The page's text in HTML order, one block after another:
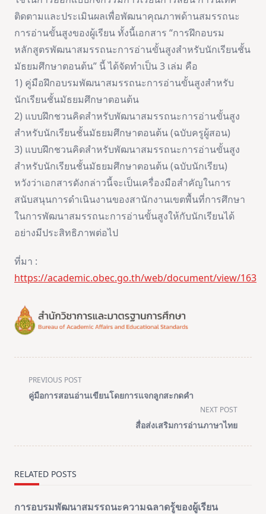
ติดตามและประเมินผลเพื่อพัฒนาคุณภาพด้านสมรรถนะ
การอ่านขั้นสูงของผู้เรียน ทั้งนี้เอกสาร “การฝึกอบรม
หลักสูตรพัฒนาสมรรถนะการอ่านขั้นสูงสำหรับนักเรียนชั้น
มัธยมศึกษาตอนต้น” นี้ ได้จัดทำเป็น 3 เล่ม คือ
1) คู่มือฝึกอบรมพัฒนาสมรรถนะการอ่านขั้นสูงสำหรับ
นักเรียนชั้นมัธยมศึกษาตอนต้น
2) แบบฝึกชวนคิดสำหรับพัฒนาสมรรถนะการอ่านขั้นสูง
สำหรับนักเรียนชั้นมัธยมศึกษาตอนต้น (ฉบับครูผู้สอน)
3) แบบฝึกชวนคิดสำหรับพัฒนาสมรรถนะการอ่านขั้นสูง
สำหรับนักเรียนชั้นมัธยมศึกษาตอนต้น (ฉบับนักเรียน)
หวังว่าเอกสารดังกล่าวนี้จะเป็นเครื่องมือสำคัญในการ
สนับสนุนการดำเนินงานของสานักงานเขตพื้นที่การศึกษา
ในการพัฒนาสมรรถนะการอ่านขั้นสูงให้กับนักเรียนได้
อย่างมีประสิทธิภาพต่อไป
ที่มา :
https://academic.obec.go.th/web/document/view/163
<span
class="nav-
text">Page</span>
PREVIOUS POST
คู่มือการสอนอ่านเขียนโดยการแจกลูกสะกดคำ
NEXT POST
สื่อส่งเสริมการอ่านภาษาไทย
RELATED POSTS
การอบรมพัฒนาสมรรถนะความฉลาดรู้ของผู้เรียน